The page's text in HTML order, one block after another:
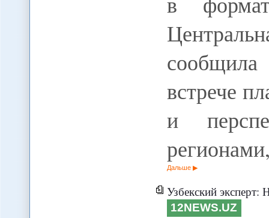
встрече
и
Дальше
Узбекский эксперт: Неужели
12NEWS.UZ